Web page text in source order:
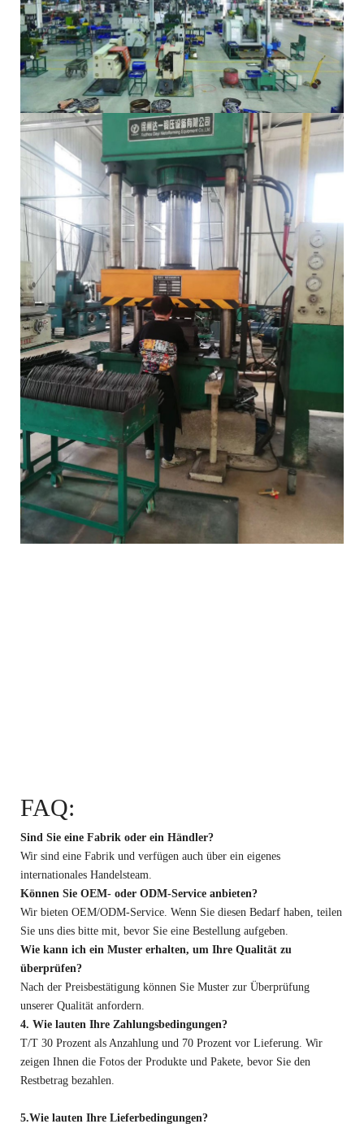
FAQ:
Sind Sie eine Fabrik oder ein Händler?
Wir sind eine Fabrik und verfügen auch über ein eigenes
internationales Handelsteam.
Können Sie OEM- oder ODM-Service anbieten?
Wir bieten OEM/ODM-Service. Wenn Sie diesen Bedarf haben, teilen
Sie uns dies bitte mit, bevor Sie eine Bestellung aufgeben.
Wie kann ich ein Muster erhalten, um Ihre Qualität zu
überprüfen?
Nach der Preisbestätigung können Sie Muster zur Überprüfung
unserer Qualität anfordern.
4. Wie lauten Ihre Zahlungsbedingungen?
T/T 30 Prozent als Anzahlung und 70 Prozent vor Lieferung. Wir
zeigen Ihnen die Fotos der Produkte und Pakete, bevor Sie den
Restbetrag bezahlen.
5.Wie lauten Ihre Lieferbedingungen?